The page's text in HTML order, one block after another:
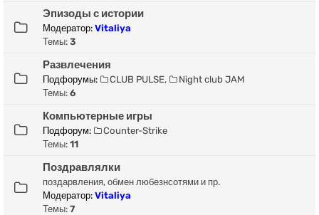
Эпизоды с истории
Модератор: Vitaliya
Темы: 3
Развлечения
Подфорумы: CLUB PULSE,
Night club JAM
Темы: 6
Компьютерные игры
Подфорум:
Counter-Strike
Темы: 11
Поздравлялки
поздарвления, обмен любезнсотями и пр.
Модератор: Vitaliya
Темы: 7